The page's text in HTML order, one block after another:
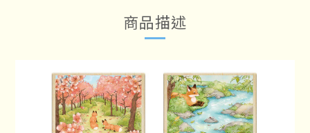
商品描述